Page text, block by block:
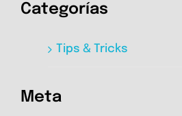
Categorías
Tips & Tricks
Meta